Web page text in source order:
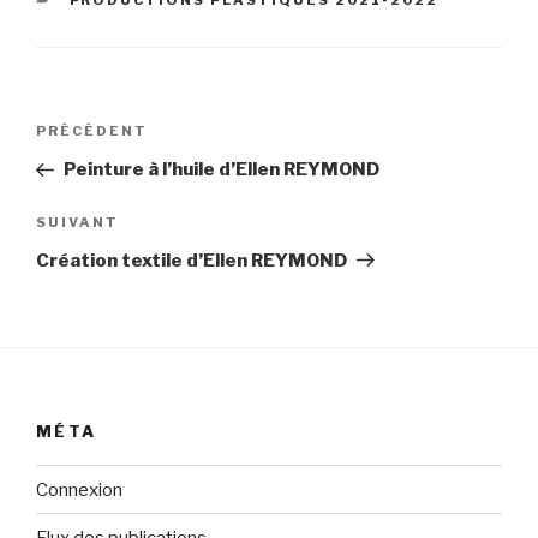
Navigation
l’article
Article
précédent
PRÉCÉDENT
Peinture à l’huile d’Ellen REYMOND
Article
suivant
SUIVANT
Création textile d’Ellen REYMOND
MÉTA
Connexion